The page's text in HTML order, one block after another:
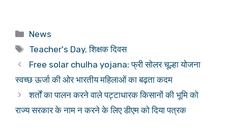
Categories
News
Tags
Teacher's Day,शिक्षक दिवस
Free solar chulha yojana: फ्री सोलर चूल्हा योजना
स्वच्छ ऊर्जा की ओर भारतीय महिलाओं का बढ़ता कदम
शर्तों का पालन करने वाले पट्टाधारक किसानों की भूमि को
राज्य सरकार के नाम न करने के लिए डीएम को दिया पत्रक